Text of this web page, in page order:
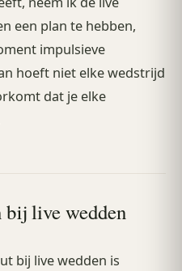
een plan te hebben,
impulsieve
hoeft niet elke wedstrijd
dat je elke
bij live wedden
bij live wedden is